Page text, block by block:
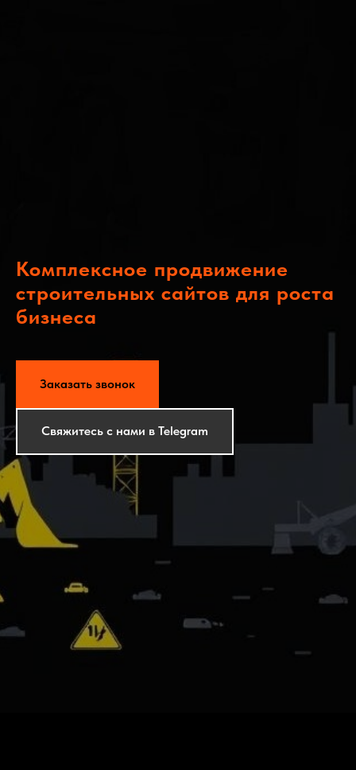
Комплексное продвижение
строительных сайтов для роста
бизнеса
Заказать звонок
Свяжитесь с нами в Telegram